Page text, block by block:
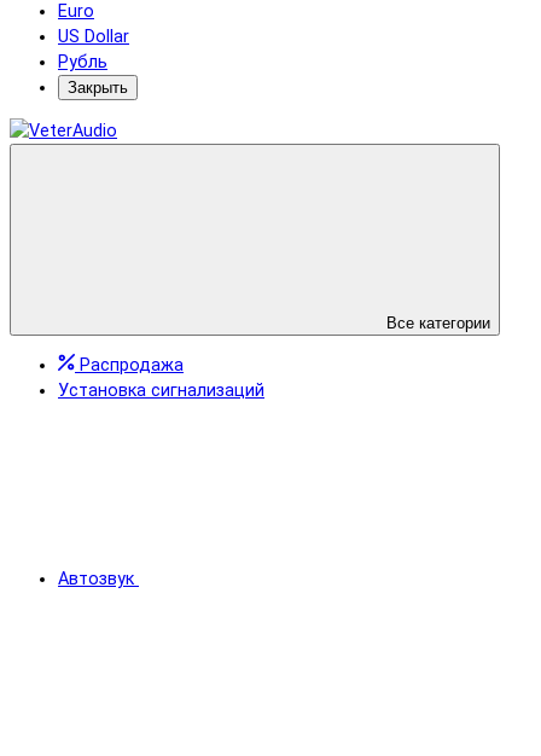
Euro
US Dollar
Рубль
Закрыть
Все категории
Распродажа
Установка сигнализаций
Автозвук